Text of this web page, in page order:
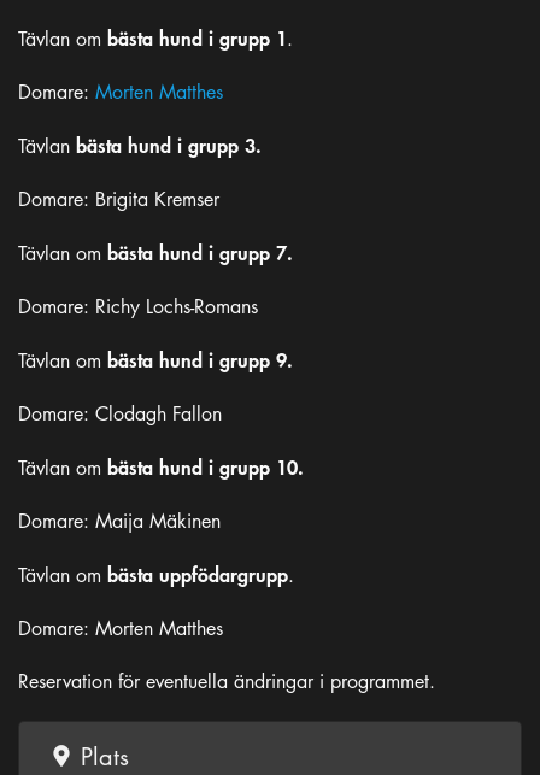
Tävlan om bästa hund i grupp 1.
Domare: Morten Matthes
Tävlan bästa hund i grupp 3.
Domare: Brigita Kremser
Tävlan om bästa hund i grupp 7.
Domare: Richy Lochs-Romans
Tävlan om bästa hund i grupp 9.
Domare: Clodagh Fallon
Tävlan om bästa hund i grupp 10.
Domare: Maija Mäkinen
Tävlan om bästa uppfödargrupp.
Domare: Morten Matthes
Reservation för eventuella ändringar i programmet.
Plats